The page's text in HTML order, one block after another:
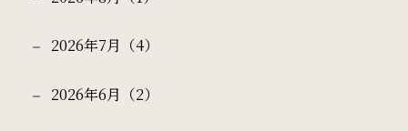
2026年7月（4）
2026年6月（2）